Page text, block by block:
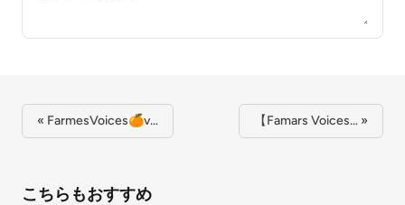
« FarmesVoices🍊v… 【Famars Voices… »
こちらもおすすめ